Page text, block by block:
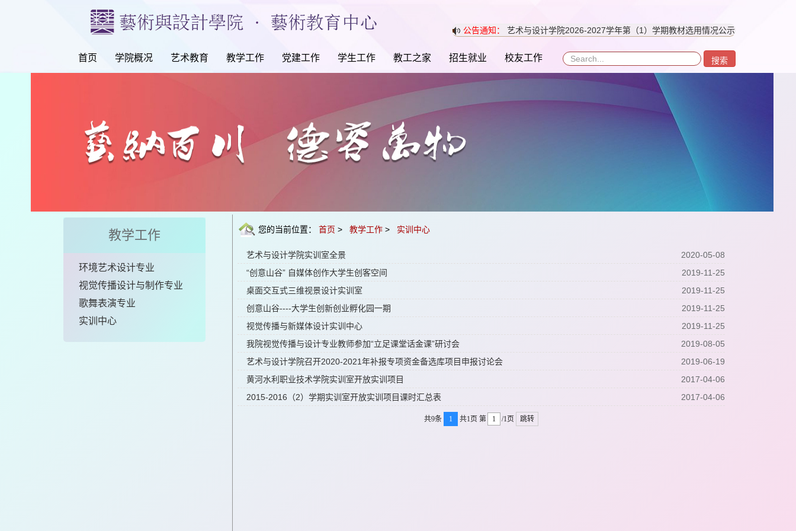
公告通知： 艺术与设计学院2026-2027学年第（1）学期教材选用情况公示
首页 学院概况 艺术教育 教学工作 党建工作 学生工作 教工之家 招生就业 校友工作 搜索
您的当前位置： 首页 > 教学工作 > 实训中心
2020-05-08
艺术与设计学院实训室全景
2019-11-25
“创意山谷” 自媒体创作大学生创客空间
2019-11-25
桌面交互式三维视景设计实训室
2019-11-25
创意山谷----大学生创新创业孵化园一期
2019-11-25
视觉传播与新媒体设计实训中心
2019-08-05
我院视觉传播与设计专业教师参加“立足课堂话金课”研讨会
2019-06-19
艺术与设计学院召开2020-2021年补报专项资金备选库项目申报讨论会
2017-04-06
黄河水利职业技术学院实训室开放实训项目
2017-04-06
2015-2016（2）学期实训室开放实训项目课时汇总表
共9条 1 共1页 第 /1页 跳转
教学工作
环境艺术设计专业
视觉传播设计与制作专业
歌舞表演专业
实训中心